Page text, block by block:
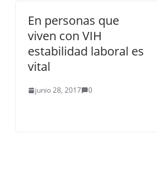
En personas que
viven con VIH
estabilidad laboral es
vital
junio 28, 2017 0